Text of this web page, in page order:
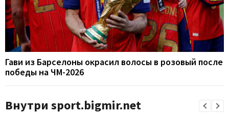
Гави из Барселоны окрасил волосы в розовый после
победы на ЧМ-2026
Внутри sport.bigmir.net